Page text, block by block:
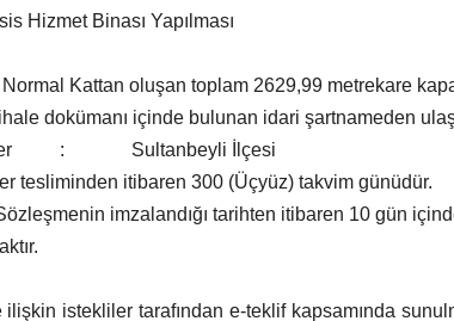
Binası Yapılması
:
Kattan oluşan toplam 2629,99 metrekare
dokümanı içinde bulunan idari şartnameden
yer : Sultanbeyli İlçesi
itibaren 300 (Üçyüz) takvim günüdür.
imzalandığı tarihten itibaren 10 gün
ilişkin istekliler tarafından e-teklif kapsamında